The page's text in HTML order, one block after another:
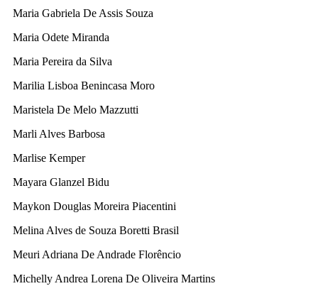
Maria Gabriela De Assis Souza
Maria Odete Miranda
Maria Pereira da Silva
Marilia Lisboa Benincasa Moro
Maristela De Melo Mazzutti
Marli Alves Barbosa
Marlise Kemper
Mayara Glanzel Bidu
Maykon Douglas Moreira Piacentini
Melina Alves de Souza Boretti Brasil
Meuri Adriana De Andrade Florêncio
Michelly Andrea Lorena De Oliveira Martins